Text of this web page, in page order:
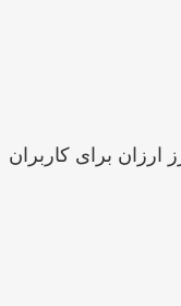
ارزان برای کاربران